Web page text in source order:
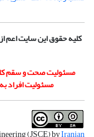
کلیه حقوق این سایت اعم
مسئولیت صحت و سقم
مسئولیت